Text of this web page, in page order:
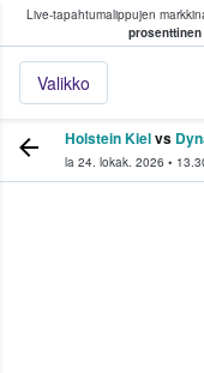
Live-tapahtumalippujen
Valikko
fanit ostavat
Holstein Kielvs
la 24. lokak. 2026 •